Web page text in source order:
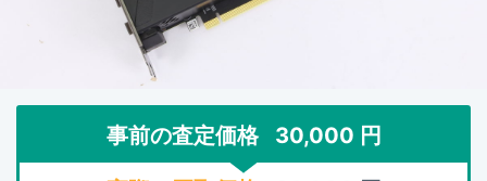
事前の査定価格 30,000 円